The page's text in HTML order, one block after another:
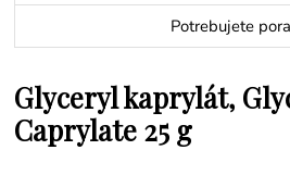
Potrebujete
Glyceryl kaprylát,
Caprylate 25 g